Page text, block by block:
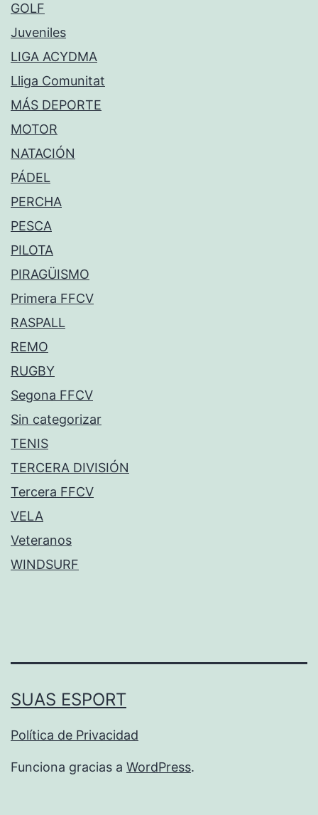
GOLF
Juveniles
LIGA ACYDMA
Lliga Comunitat
MÁS DEPORTE
MOTOR
NATACIÓN
PÁDEL
PERCHA
PESCA
PILOTA
PIRAGÜISMO
Primera FFCV
RASPALL
REMO
RUGBY
Segona FFCV
Sin categorizar
TENIS
TERCERA DIVISIÓN
Tercera FFCV
VELA
Veteranos
WINDSURF
SUAS ESPORT
Política de Privacidad
Funciona gracias a WordPress.